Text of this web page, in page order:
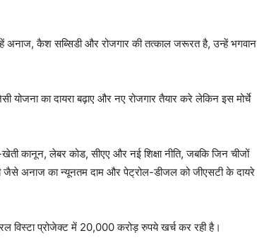
अनाज, कैश सब्सिडी और रोजगार की तत्काल जरूरत है, उन्हें भगवान
योजना का दायरा बढ़ाए और नए रोजगार तैयार करे लेकिन इस मोर्चे
कानून, लेबर कोड, सीएए और नई शिक्षा नीति, जबकि जिन चीजों
जैसे अनाज का न्यूनतम दाम और पेट्रोल-डीजल को जीएसटी के दायरे
विस्टा प्रोजेक्ट में 20,000 करोड़ रुपये खर्च कर रही है।